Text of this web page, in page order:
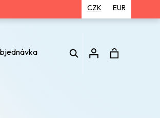
CZK EUR
Hledat